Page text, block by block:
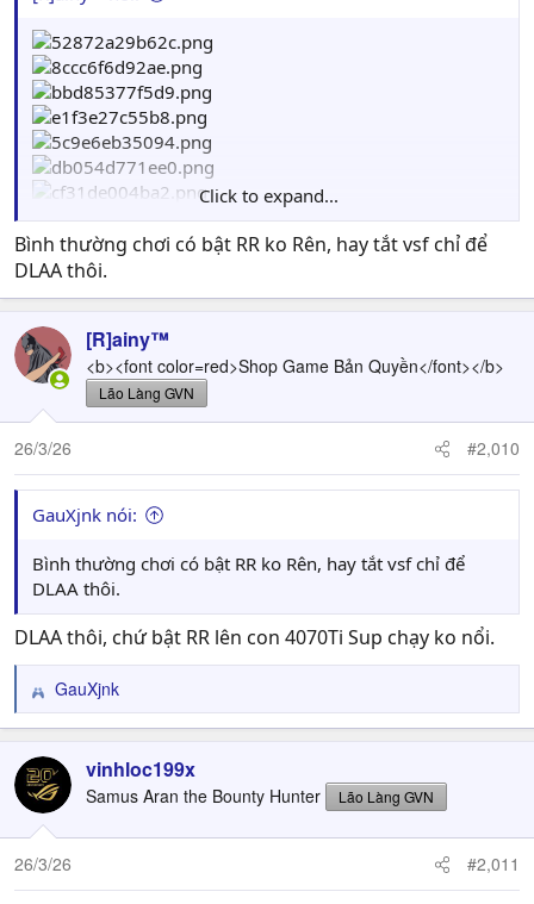
Click to expand...
Bình thường chơi có bật RR ko Rên, hay tắt vsf chỉ để
DLAA thôi.
[R]ainy™
<b><font color=red>Shop Game Bản Quyền</font></b>
Lão Làng GVN
26/3/26 #2,010
GauXjnk nói:
Bình thường chơi có bật RR ko Rên, hay tắt vsf chỉ để
DLAA thôi.
DLAA thôi, chứ bật RR lên con 4070Ti Sup chạy ko nổi.
R
e
c
t
i
o
n
GauXjnk
vinhloc199x
Samus Aran the Bounty Hunter Lão Làng GVN
26/3/26 #2,011